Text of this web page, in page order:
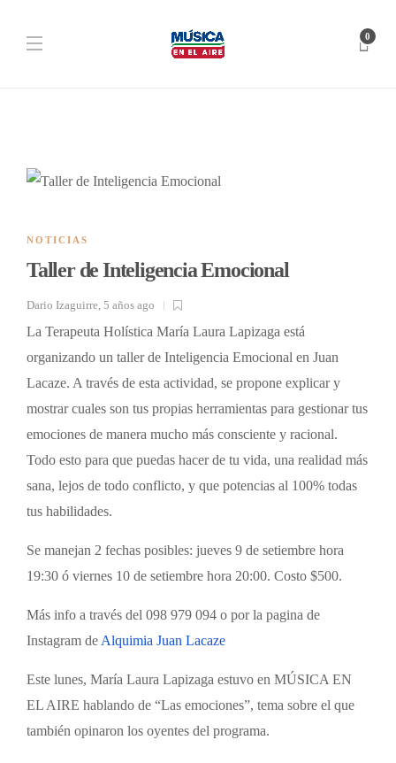
0
NOTICIAS
Taller de Inteligencia Emocional
Dario Izaguirre, 5 años ago
La Terapeuta Holística María Laura Lapizaga está
organizando un taller de Inteligencia Emocional en Juan
Lacaze. A través de esta actividad, se propone explicar y
mostrar cuales son tus propias herramientas para gestionar tus
emociones de manera mucho más consciente y racional.
Todo esto para que puedas hacer de tu vida, una realidad más
sana, lejos de todo conflicto, y que potencias al 100% todas
tus habilidades.
Se manejan 2 fechas posibles: jueves 9 de setiembre hora
19:30 ó viernes 10 de setiembre hora 20:00. Costo $500.
Más info a través del 098 979 094 o por la pagina de
Instagram deAlquimia Juan Lacaze
Este lunes, María Laura Lapizaga estuvo en MÚSICA EN
EL AIRE hablando de “Las emociones”, tema sobre el que
también opinaron los oyentes del programa.